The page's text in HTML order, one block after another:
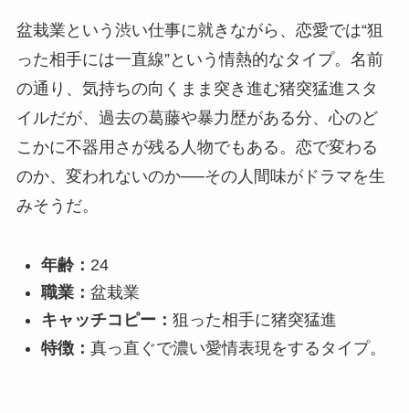
盆栽業という渋い仕事に就きながら、恋愛では“狙
った相手には一直線”という情熱的なタイプ。名前
の通り、気持ちの向くまま突き進む猪突猛進スタ
イルだが、過去の葛藤や暴力歴がある分、心のど
こかに不器用さが残る人物でもある。恋で変わる
のか、変われないのか──その人間味がドラマを生
みそうだ。
年齢： 24
職業： 盆栽業
キャッチコピー： 狙った相手に猪突猛進
特徴： 真っ直ぐで濃い愛情表現をするタイプ。